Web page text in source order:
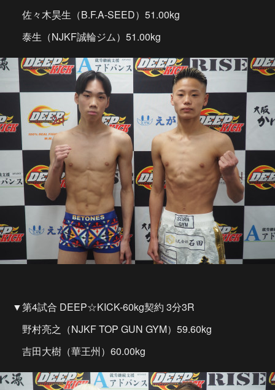
佐々木昊生（B.F.A-SEED）51.00kg
泰生（NJKF誠輪ジム）51.00kg
▼第4試合 DEEP☆KICK-60kg契約 3分3R
野村亮之（NJKF TOP GUN GYM）59.60kg
吉田大樹（華王州）60.00kg